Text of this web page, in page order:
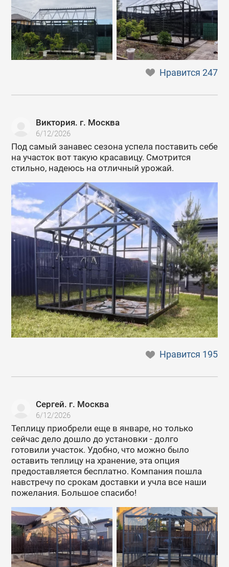
Нравится247
Виктория. г. Москва
6/12/2026
Под самый занавес сезона успела поставить себе
на участок вот такую красавицу. Смотрится
стильно, надеюсь на отличный урожай.
Нравится 195
Сергей. г. Москва
6/12/2026
Теплицу приобрели еще в январе, но только
сейчас дело дошло до установки - долго
готовили участок. Удобно, что можно было
оставить теплицу на хранение, эта опция
предоставляется бесплатно. Компания пошла
навстречу по срокам доставки и учла все наши
пожелания. Большое спасибо!